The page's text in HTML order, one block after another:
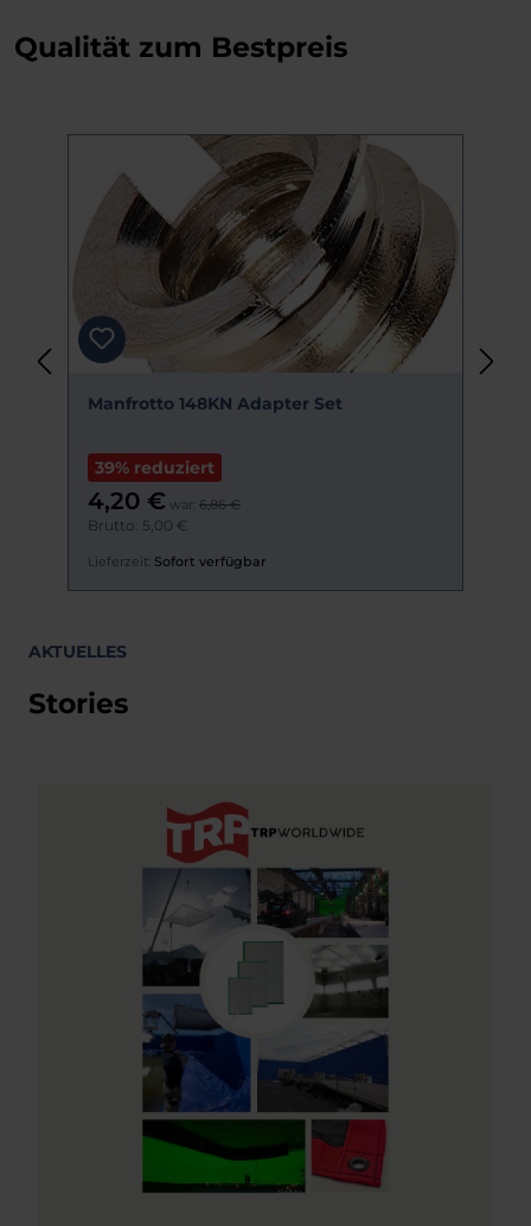
Qualität zum Bestpreis
Produktgalerie überspringen
Manfrotto 148KN Adapter Set
39% reduziert
4,20 € war: 6,86 €
Brutto: 5,00 €
Lieferzeit: Sofort verfügbar
AKTUELLES
Stories